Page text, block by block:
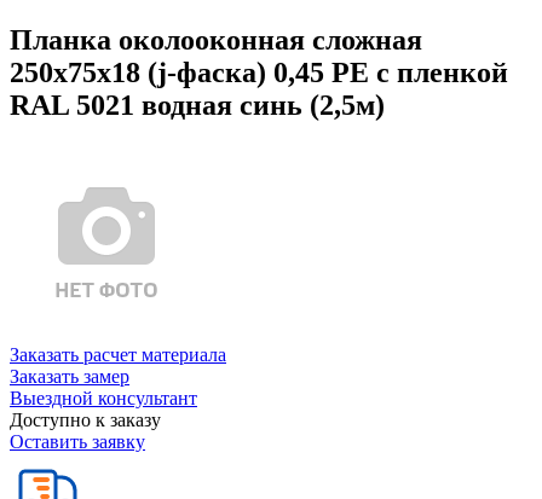
Планка околооконная сложная
250х75х18 (j-фаска) 0,45 PE с пленкой
RAL 5021 водная синь (2,5м)
Заказать расчет материала
Заказать замер
Выездной консультант
Доступно к заказу
Оставить заявку